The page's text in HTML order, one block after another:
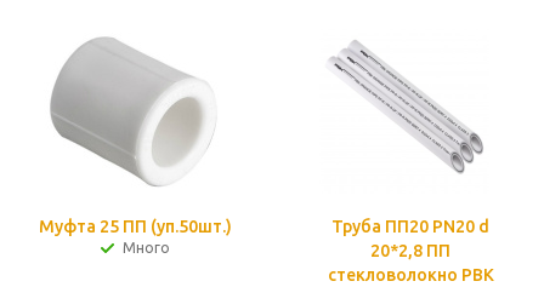
Муфта 25 ПП (уп.50шт.)
Много
Труба ПП20 PN20 d
20*2,8 ПП
стекловолокно РВК